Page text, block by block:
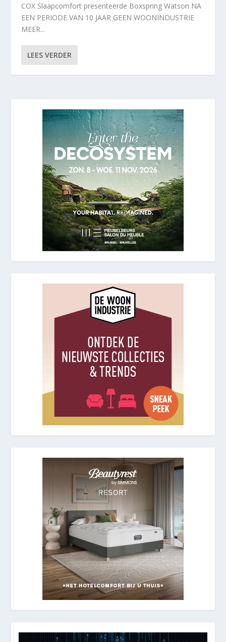
COX Slaapcomfort presenteerde Boxspring Watson NA
EEN PERIODE VAN 10 JAAR GEEN WOONINDUSTRIE
MEER...
LEES VERDER